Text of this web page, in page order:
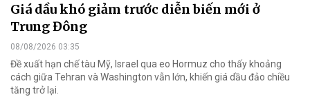
Giá dầu khó giảm trước diễn biến mới ở
Trung Đông
08/08/2026 03:35
Đề xuất hạn chế tàu Mỹ, Israel qua eo Hormuz cho thấy khoảng
cách giữa Tehran và Washington vẫn lớn, khiến giá dầu đảo chiều
tăng trở lại.